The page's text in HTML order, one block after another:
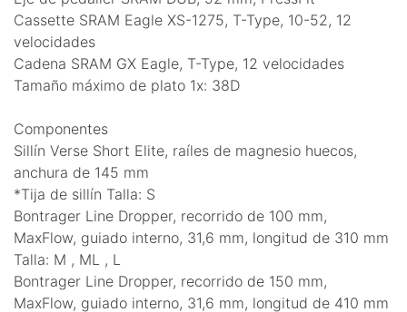
Cassette SRAM Eagle XS-1275, T-Type, 10-52, 12
velocidades
Cadena SRAM GX Eagle, T-Type, 12 velocidades
Tamaño máximo de plato 1x: 38D
Componentes
Sillín Verse Short Elite, raíles de magnesio huecos,
anchura de 145 mm
*Tija de sillín Talla: S
Bontrager Line Dropper, recorrido de 100 mm,
MaxFlow, guiado interno, 31,6 mm, longitud de 310 mm
Talla: M , ML , L
Bontrager Line Dropper, recorrido de 150 mm,
MaxFlow, guiado interno, 31,6 mm, longitud de 410 mm